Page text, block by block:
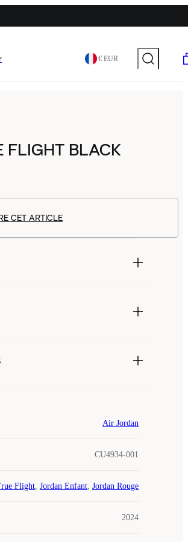
€ EUR
FLIGHT BLACK
CET ARTICLE
Air Jordan
CU4934-001
Flight, Jordan Enfant, Jordan Rouge
2024